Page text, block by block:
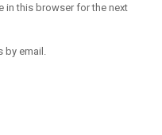
in this browser for the next
email.